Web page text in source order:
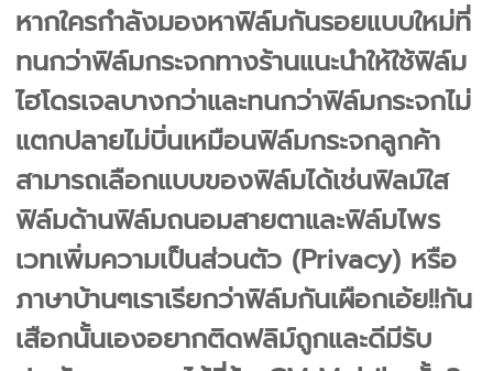
หากใครกำลังมองหาฟิล์มกันรอยแบบใหม่ที่
ทนกว่าฟิล์มกระจกทางร้านแนะนำให้ใช้ฟิล์ม
ไฮโดรเจลบางกว่าและทนกว่าฟิล์มกระจกไม่
แตกปลายไม่บิ่นเหมือนฟิล์มกระจกลูกค้า
สามารถเลือกแบบของฟิล์มได้เช่นฟิลม์ใส
ฟิล์มด้านฟิล์มถนอมสายตาและฟิล์มไพร
เวทเพิ่มความเป็นส่วนตัว (Privacy) หรือ
ภาษาบ้านๆเราเรียกว่าฟิล์มกันเผือกเอ้ย!!กัน
เสือกนั้นเองอยากติดฟลิม์ถูกและดีมีรับ